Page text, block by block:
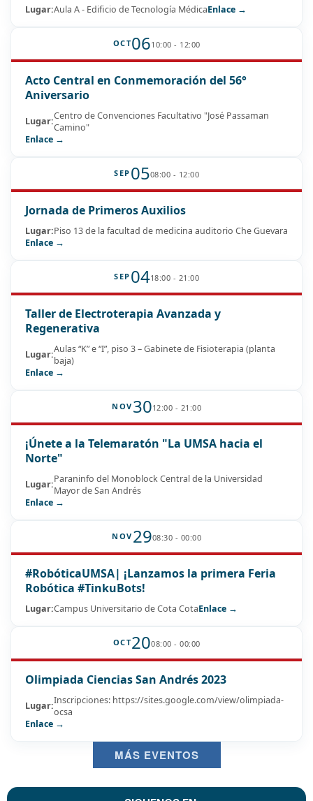
Lugar:Aula A - Edificio de Tecnología MédicaEnlace →
OCT0610:00 - 12:00
Acto Central en Conmemoración del 56°
Aniversario
Lugar:Centro de Convenciones Facultativo "José Passaman
Camino"
Enlace →
SEP 0508:00 - 12:00
Jornada de Primeros Auxilios
Lugar:Piso 13 de la facultad de medicina auditorio Che Guevara
Enlace →
SEP 0418:00 - 21:00
Taller de Electroterapia Avanzada y
Regenerativa
Lugar:Aulas “K” e “I”, piso 3 – Gabinete de Fisioterapia (planta
baja)
Enlace →
NOV 3012:00 - 21:00
¡Únete a la Telemaratón "La UMSA hacia el
Norte"
Lugar:Paraninfo del Monoblock Central de la Universidad
Mayor de San Andrés
Enlace →
NOV 2908:30 - 00:00
#RobóticaUMSA| ¡Lanzamos la primera Feria
Robótica #TinkuBots!
Lugar:Campus Universitario de Cota CotaEnlace →
OCT2008:00 - 00:00
Olimpiada Ciencias San Andrés 2023
Lugar:Inscripciones: https://sites.google.com/view/olimpiada-
ocsa
Enlace →
MÁS EVENTOS